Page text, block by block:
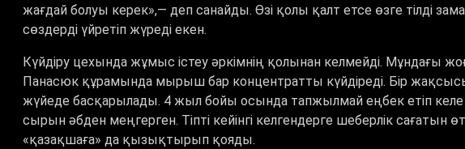
жағдай болуы керек»,— деп санайды. Өзі қолы қалт етсе өзге тілді
сөздерді үйретіп жүреді екен.
Күйдіру цехында жұмыс істеу әркімнің қолынан келмейді. Мұндағы
Панасюк құрамында мырыш бар концентратты күйдіреді. Бір
жүйеде басқарылады. 4 жыл бойы осында тапжылмай еңбек етіп келе
сырын әбден меңгерген. Тіпті кейінгі келгендерге шеберлік сағатын
«қазақшаға» да қызықтырып қояды.